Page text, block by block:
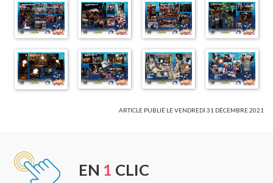
ARTICLE PUBLIÉ LE VENDREDI 31 DÉCEMBRE 2021
EN 1 CLIC